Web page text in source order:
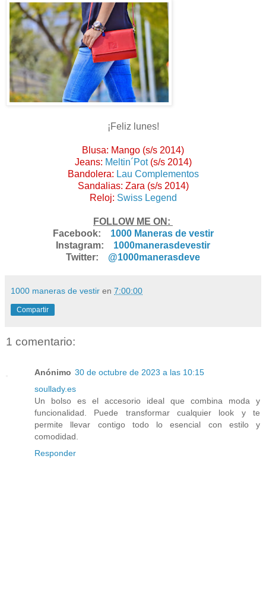
¡Feliz lunes!
Blusa: Mango (s/s 2014)
Jeans: Meltin´Pot(s/s 2014)
Bandolera: Lau Complementos
Sandalias: Zara (s/s 2014)
Reloj: Swiss Legend
FOLLOW ME ON:
Facebook: 1000 Maneras de vestir
Instagram: 1000manerasdevestir
Twitter: @1000manerasdeve
1000 maneras de vestir en 7:00:00
Compartir
1 comentario:
Anónimo 30 de octubre de 2023 a las 10:15
soullady.es
Un bolso es el accesorio ideal que combina moda y
funcionalidad. Puede transformar cualquier look y te
permite llevar contigo todo lo esencial con estilo y
comodidad.
Responder